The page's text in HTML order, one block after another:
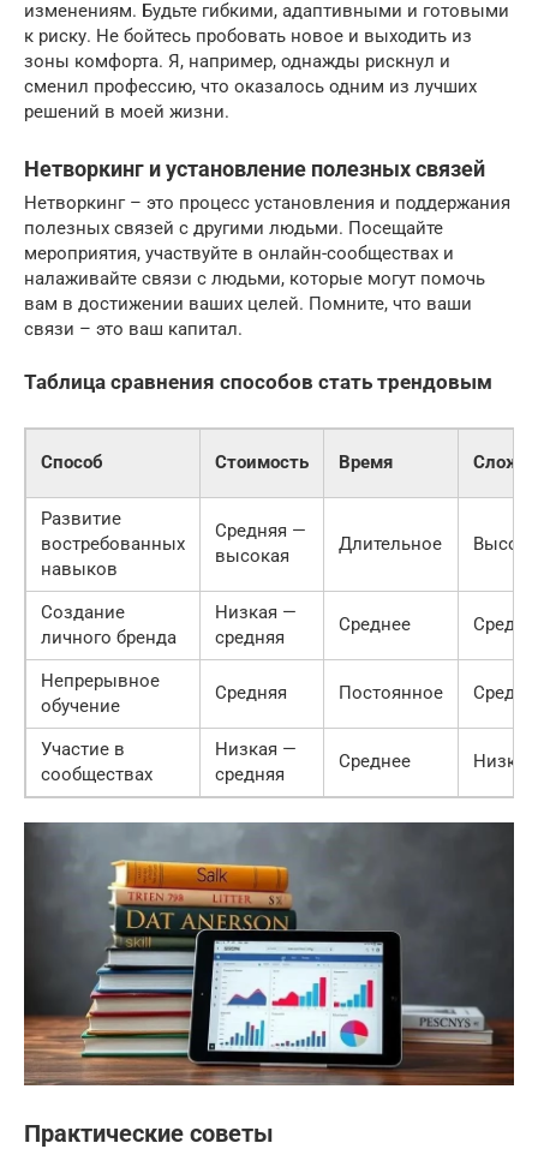
изменениям. Будьте гибкими, адаптивными и готовыми
к риску. Не бойтесь пробовать новое и выходить из
зоны комфорта. Я, например, однажды рискнул и
сменил профессию, что оказалось одним из лучших
решений в моей жизни.
Нетворкинг и установление полезных связей
Нетворкинг – это процесс установления и поддержания
полезных связей с другими людьми. Посещайте
мероприятия, участвуйте в онлайн-сообществах и
налаживайте связи с людьми, которые могут помочь
вам в достижении ваших целей. Помните, что ваши
связи – это ваш капитал.
Таблица сравнения способов стать трендовым
Способ Стоимость Время
Развитие
востребованных
навыков
Средняя —
высокая
Длительное
Создание
личного бренда
Низкая —
средняя
Среднее
Непрерывное
обучение
Средняя Постоянное
Участие в
сообществах
Низкая —
средняя
Среднее Низкая
Практические советы